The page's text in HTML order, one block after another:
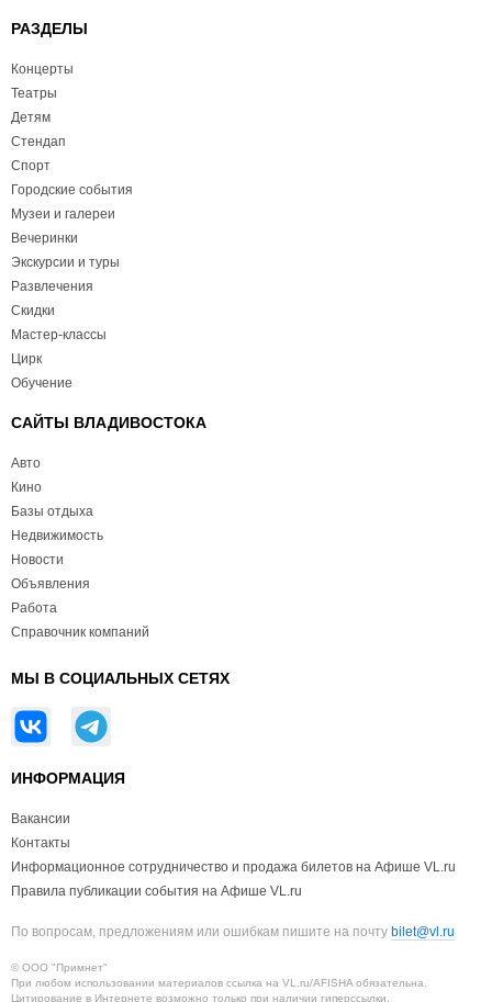
РАЗДЕЛЫ
Концерты
Театры
Детям
Стендап
Спорт
Городские события
Музеи и галереи
Вечеринки
Экскурсии и туры
Развлечения
Скидки
Мастер-классы
Цирк
Обучение
САЙТЫ ВЛАДИВОСТОКА
Авто
Кино
Базы отдыха
Недвижимость
Новости
Объявления
Работа
Справочник компаний
МЫ В СОЦИАЛЬНЫХ СЕТЯХ
ИНФОРМАЦИЯ
Вакансии
Контакты
Информационное сотрудничество и продажа билетов на Афише VL.ru
Правила публикации события на Афише VL.ru
По вопросам, предложениям или ошибкам пишите на почту bilet@vl.ru
© ООО "Примнет"
При любом использовании материалов ссылка на VL.ru/AFISHA обязательна.
Цитирование в Интернете возможно только при наличии гиперссылки.